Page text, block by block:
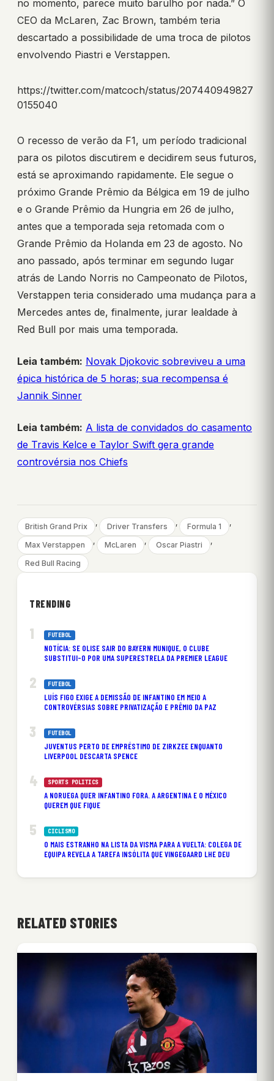
no momento, parece muito barulho por nada.” O
CEO da McLaren, Zac Brown, também teria
descartado a possibilidade de uma troca de pilotos
envolvendo Piastri e Verstappen.
https://twitter.com/matcoch/status/207440949827
0155040
O recesso de verão da F1, um período tradicional
para os pilotos discutirem e decidirem seus futuros,
está se aproximando rapidamente. Ele segue o
próximo Grande Prêmio da Bélgica em 19 de julho
e o Grande Prêmio da Hungria em 26 de julho,
antes que a temporada seja retomada com o
Grande Prêmio da Holanda em 23 de agosto. No
ano passado, após terminar em segundo lugar
atrás de Lando Norris no Campeonato de Pilotos,
Verstappen teria considerado uma mudança para a
Mercedes antes de, finalmente, jurar lealdade à
Red Bull por mais uma temporada.
Leia também: Novak Djokovic sobreviveu a uma
épica histórica de 5 horas; sua recompensa é
Jannik Sinner
Leia também: A lista de convidados do casamento
de Travis Kelce e Taylor Swift gera grande
controvérsia nos Chiefs
British Grand Prix , Driver Transfers , Formula 1 ,
Max Verstappen , McLaren , Oscar Piastri ,
Red Bull Racing
TRENDING
FUTEBOL
NOTÍCIA: SE OLISE SAIR DO BAYERN MUNIQUE, O CLUBE
SUBSTITUI-O POR UMA SUPERESTRELA DA PREMIER LEAGUE
FUTEBOL
LUÍS FIGO EXIGE A DEMISSÃO DE INFANTINO EM MEIO A
CONTROVÉRSIAS SOBRE PRIVATIZAÇÃO E PRÊMIO DA PAZ
FUTEBOL
JUVENTUS PERTO DE EMPRÉSTIMO DE ZIRKZEE ENQUANTO
LIVERPOOL DESCARTA SPENCE
SPORTS POLITICS
A NORUEGA QUER INFANTINO FORA. A ARGENTINA E O MÉXICO
QUEREM QUE FIQUE
CICLISMO
O MAIS ESTRANHO NA LISTA DA VISMA PARA A VUELTA: COLEGA DE
EQUIPA REVELA A TAREFA INSÓLITA QUE VINGEGAARD LHE DEU
RELATED STORIES